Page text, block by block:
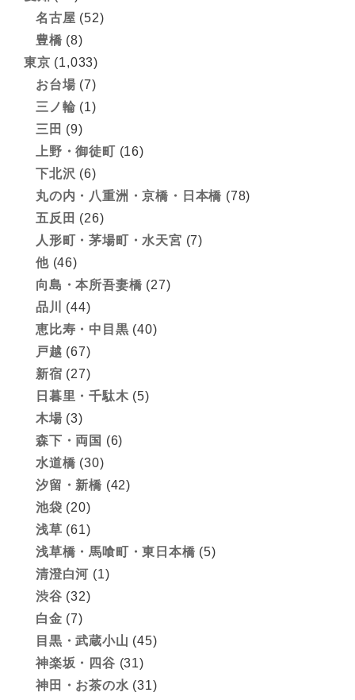
名古屋 (52)
豊橋 (8)
東京 (1,033)
お台場 (7)
三ノ輪 (1)
三田 (9)
上野・御徒町 (16)
下北沢 (6)
丸の内・八重洲・京橋・日本橋 (78)
五反田 (26)
人形町・茅場町・水天宮 (7)
他(46)
向島・本所吾妻橋 (27)
品川
(44)
恵比寿・中目黒 (40)
戸越 (67)
新宿 (27)
日暮里・千駄木 (5)
木場 (3)
森下・両国 (6)
水道橋 (30)
汐留・新橋 (42)
池袋 (20)
浅草 (61)
浅草橋・馬喰町・東日本橋 (5)
清澄白河 (1)
渋谷 (32)
白金 (7)
目黒・武蔵小山 (45)
神楽坂・四谷 (31)
神田・お茶の水 (31)